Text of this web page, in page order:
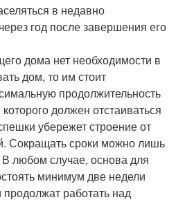
в недавно
год после завершения его
дома нет необходимости в
дом, то им стоит
продолжительность
должен отстаиваться
убережет строение от
Сокращать сроки можно лишь
В любом случае, основа для
минимум две недели
продолжат работать над